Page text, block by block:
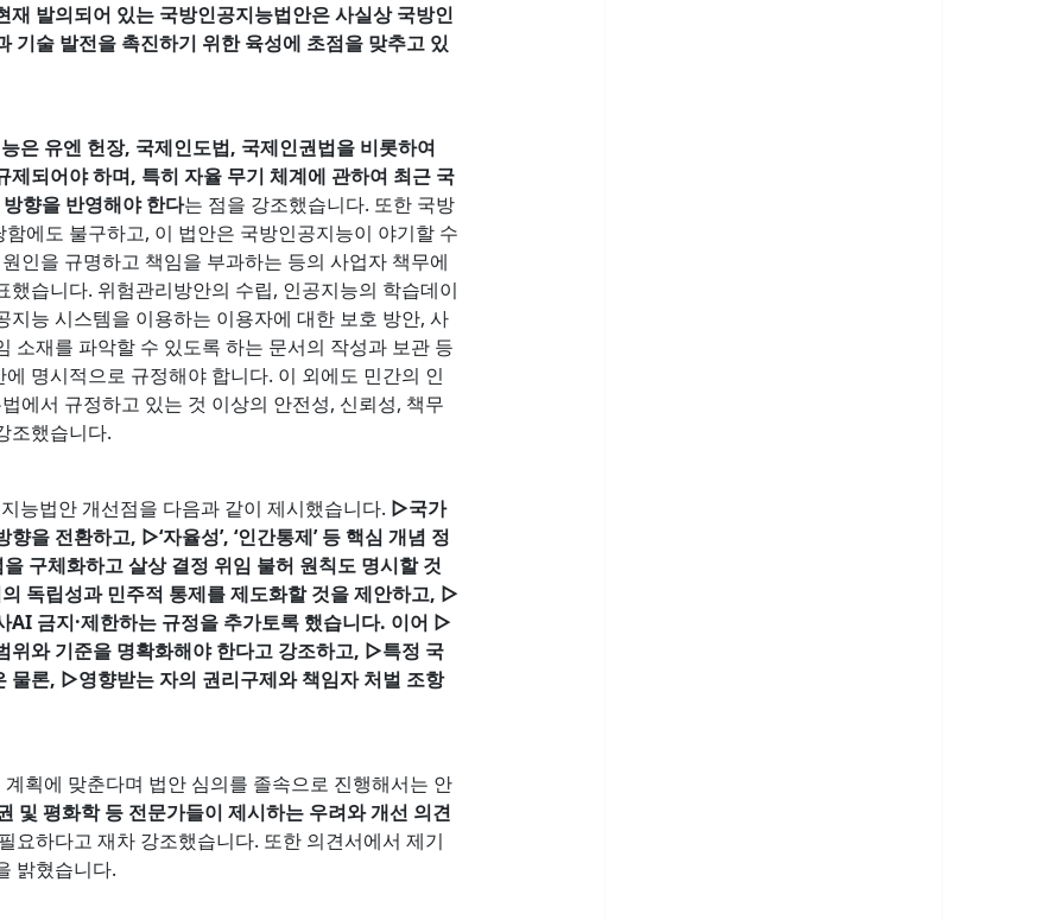
재 발의되어 있는 국방인공지능법안은 사실상 국방인
기술 발전을 촉진하기 위한 육성에 초점을 맞추고 있
은 유엔 헌장, 국제인도법, 국제인권법을 비롯하여
되어야 하며, 특히 자율 무기 체계에 관하여 최근 국
향을 반영해야 한다는 점을 강조했습니다. 또한 국방
에도 불구하고, 이 법안은 국방인공지능이 야기할 수
인을 규명하고 책임을 부과하는 등의 사업자 책무에
습니다. 위험관리방안의 수립, 인공지능의 학습데이
능 시스템을 이용하는 이용자에 대한 보호 방안, 사
소재를 파악할 수 있도록 하는 문서의 작성과 보관 등
명시적으로 규정해야 합니다. 이 외에도 민간의 인
에서 규정하고 있는 것 이상의 안전성, 신뢰성, 책무
조했습니다.
능법안 개선점을 다음과 같이 제시했습니다. ▷국가
을 전환하고, ▷‘자율성’, ‘인간통제’ 등 핵심 개념 정
구체화하고 살상 결정 위임 불허 원칙도 명시할 것
독립성과 민주적 통제를 제도화할 것을 제안하고, ▷
AI 금지·제한하는 규정을 추가토록 했습니다. 이어 ▷
위와 기준을 명확화해야 한다고 강조하고, ▷특정 국
물론, ▷영향받는 자의 권리구제와 책임자 처벌 조항
획에 맞춘다며 법안 심의를 졸속으로 진행해서는 안
및 평화학 등 전문가들이 제시하는 우려와 개선 의견
요하다고 재차 강조했습니다. 또한 의견서에서 제기
밝혔습니다.